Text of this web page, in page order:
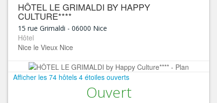
HÔTEL LE GRIMALDI BY HAPPY
CULTURE****
15 rue Grimaldi - 06000 Nice
Hôtel
Nice le Vieux Nice
Afficher les 74 hôtels 4 étoiles ouverts
Ouvert